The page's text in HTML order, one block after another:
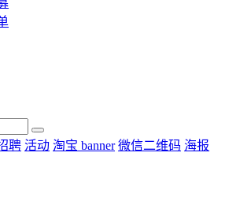
聘 活动 淘宝 banner 微信二维码 海报